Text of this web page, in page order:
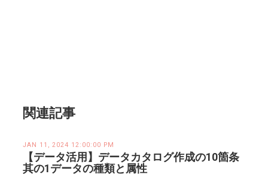
関連記事
JAN 11, 2024 12:00:00 PM
【データ活用】データカタログ作成の10箇条
其の1データの種類と属性